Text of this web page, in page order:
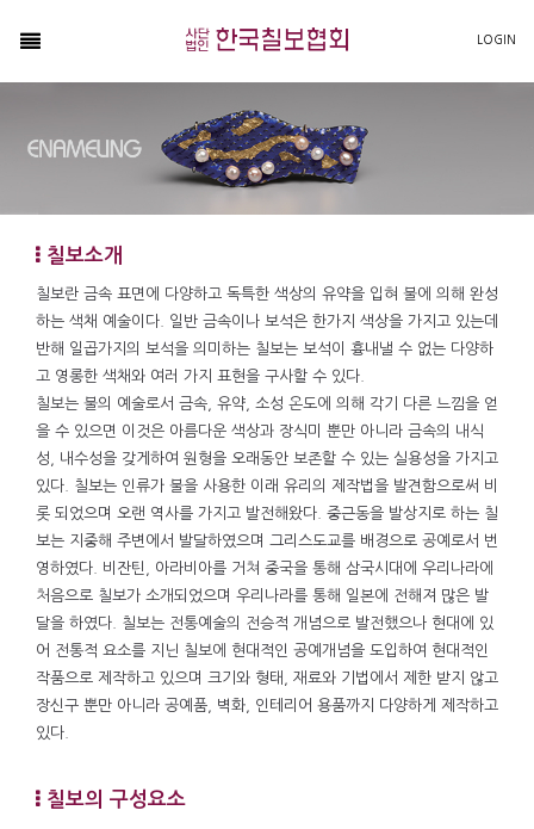
NAVIGATION
Home
커뮤니티
LOGIN
칠보소개
칠보란 금속 표면에 다양하고 독특한 색상의 유약을 입혀 불에 의해 완성
하는 색채 예술이다. 일반 금속이나 보석은 한가지 색상을 가지고 있는데
반해 일곱가지의 보석을 의미하는 칠보는 보석이 흉내낼 수 없는 다양하
고 영롱한 색채와 여러 가지 표현을 구사할 수 있다.
칠보는 불의 예술로서 금속, 유약, 소성 온도에 의해 각기 다른 느낌을 얻
을 수 있으면 이것은 아름다운 색상과 장식미 뿐만 아니라 금속의 내식
성, 내수성을 갖게하여 원형을 오래동안 보존할 수 있는 실용성을 가지고
있다. 칠보는 인류가 불을 사용한 이래 유리의 제작법을 발견함으로써 비
롯 되었으며 오랜 역사를 가지고 발전해왔다. 중근동을 발상지로 하는 칠
보는 지중해 주변에서 발달하였으며 그리스도교를 배경으로 공예로서 번
영하였다. 비잔틴, 아라비아를 거쳐 중국을 통해 삼국시대에 우리나라에
처음으로 칠보가 소개되었으며 우리나라를 통해 일본에 전해져 많은 발
달을 하였다. 칠보는 전통예술의 전승적 개념으로 발전했으나 현대에 있
어 전통적 요소를 지닌 칠보에 현대적인 공예개념을 도입하여 현대적인
작품으로 제작하고 있으며 크기와 형태, 재료와 기법에서 제한 받지 않고
장신구 뿐만 아니라 공예품, 벽화, 인테리어 용품까지 다양하게 제작하고
있다.
칠보의 구성요소